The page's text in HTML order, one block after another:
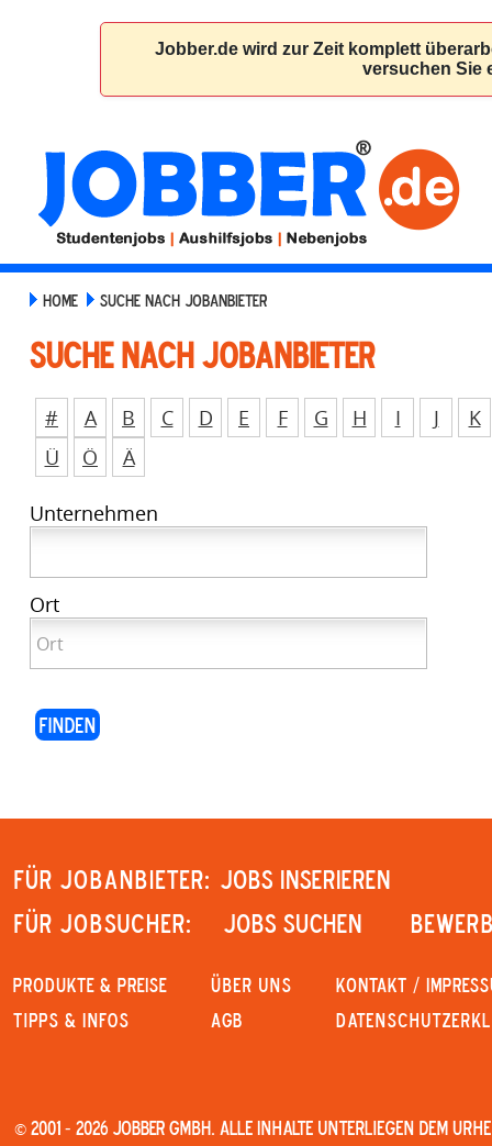
HOME SUCHE NACH JOBANBIETER
Suche nach Jobanbieter
# A B C D E F G H I J
K
Ü
Ö Ä
Unternehmen
Ort
Für Jobanbieter: JOBS INSERIEREN
Für Jobsucher:
JOBS SUCHEN
PRODUKTE & PREISE
Tipps & Infos
Über uns
AGB
KONTAKT /
© 2001 - 2026 JOBBER GmbH. Alle Inhalte unterliegen dem